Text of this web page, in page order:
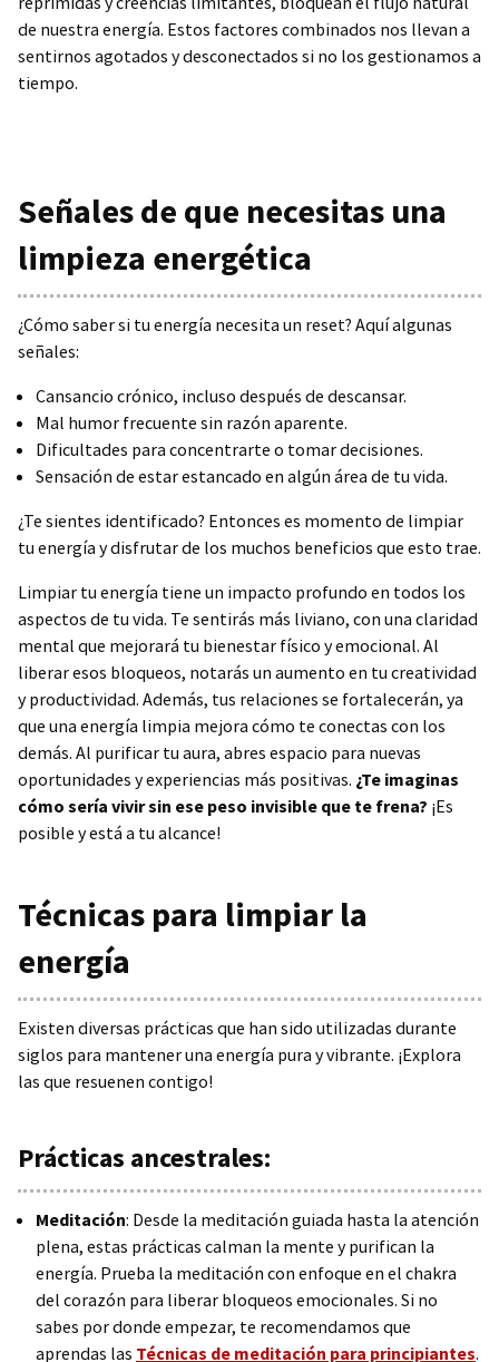
de nuestra energía. Estos factores combinados nos llevan a
sentirnos agotados y desconectados si no los gestionamos a
tiempo.
Señales de que necesitas una
limpieza energética
¿Cómo saber si tu energía necesita un reset? Aquí algunas
señales:
Cansancio crónico, incluso después de descansar.
Mal humor frecuente sin razón aparente.
Dificultades para concentrarte o tomar decisiones.
Sensación de estar estancado en algún área de tu vida.
¿Te sientes identificado? Entonces es momento de limpiar
tu energía y disfrutar de los muchos beneficios que esto trae.
Limpiar tu energía tiene un impacto profundo en todos los
aspectos de tu vida. Te sentirás más liviano, con una claridad
mental que mejorará tu bienestar físico y emocional. Al
liberar esos bloqueos, notarás un aumento en tu creatividad
y productividad. Además, tus relaciones se fortalecerán, ya
que una energía limpia mejora cómo te conectas con los
demás. Al purificar tu aura, abres espacio para nuevas
oportunidades y experiencias más positivas. ¿Te imaginas
cómo sería vivir sin ese peso invisible que te frena? ¡Es
posible y está a tu alcance!
Técnicas para limpiar la
energía
Existen diversas prácticas que han sido utilizadas durante
siglos para mantener una energía pura y vibrante. ¡Explora
las que resuenen contigo!
Prácticas ancestrales:
Meditación: Desde la meditación guiada hasta la atención
plena, estas prácticas calman la mente y purifican la
energía. Prueba la meditación con enfoque en el chakra
del corazón para liberar bloqueos emocionales. Si no
sabes por donde empezar, te recomendamos que
aprendas las Técnicas de meditación para principiantes.